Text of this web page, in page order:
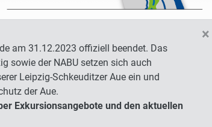
×
am 31.12.2023 offiziell beendet. Das
sowie der NABU setzen sich auch
Leipzig-Schkeuditzer Aue ein und
der Aue.
Exkursionsangebote und den aktuellen